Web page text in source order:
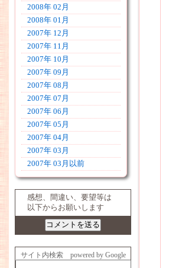
2008年 02月
2008年 01月
2007年 12月
2007年 11月
2007年 10月
2007年 09月
2007年 08月
2007年 07月
2007年 06月
2007年 05月
2007年 04月
2007年 03月
2007年 03月以前
感想、間違い、要望等は
以下からお願いします
サイト内検索 powered by Google